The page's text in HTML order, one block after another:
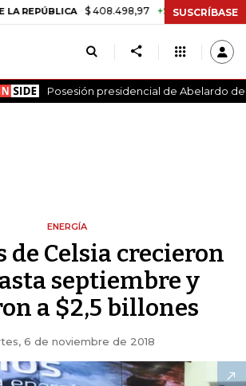
$ 408.498,97 +$ 8.753,81 +2,19%
SUSCRÍBASE
Posesión presidencial de Abelardo de
ENERGÍA
de Celsia crecieron
septiembre y
a $2,5 billones
6 de noviembre de 2018